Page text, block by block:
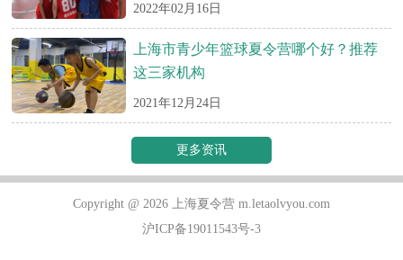
2022年02月16日
上海市青少年篮球夏令营哪个好？推荐
这三家机构
2021年12月24日
更多资讯
Copyright @ 2026 上海夏令营 m.letaolvyou.com
沪ICP备19011543号-3